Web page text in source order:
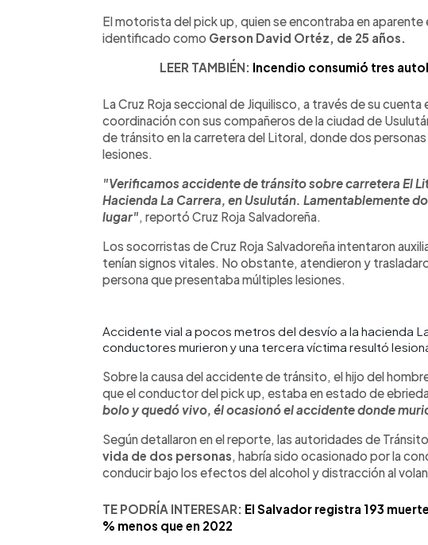
El motorista del pick up, quien se encontraba en
identificado como Gerson David Ortéz, de 25 años.
LEER TAMBIÉN: Incendio consumió tres
La Cruz Roja seccional de Jiquilisco, a través de su
coordinación con sus compañeros de la ciudad de
de tránsito en la carretera del Litoral, donde dos
lesiones.
"Verificamos accidente de tránsito sobre carretera El
Hacienda La Carrera, en Usulután. Lamentablemente
lugar", reportó Cruz Roja Salvadoreña.
Los socorristas de Cruz Roja Salvadoreña intentaron
tenían signos vitales. No obstante, atendieron y
persona que presentaba múltiples lesiones.
Accidente vial a pocos metros del desvío a la hacienda
conductores murieron y una tercera víctima resultó
Sobre la causa del accidente de tránsito, el hijo del
que el conductor del pick up, estaba en estado de
bolo y quedó vivo, él ocasionó el accidente donde
Según detallaron en el reporte, las autoridades de
vida de dos personas, habría sido ocasionado por la
conducir bajo los efectos del alcohol y distracción al
TE PODRÍA INTERESAR: El Salvador registra 193
% menos que en 2022